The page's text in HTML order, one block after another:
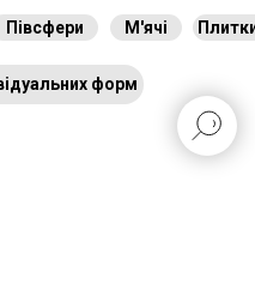
форм
М'ячі
Півсфери